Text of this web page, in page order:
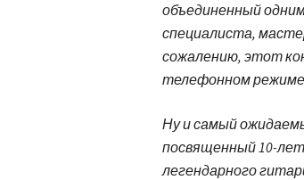
объединенный
специалиста,
сожалению, этот
телефонном режиме
Ну и самый
посвященный 10-
легендарного